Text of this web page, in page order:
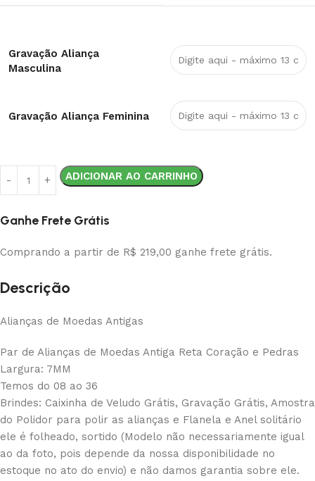
Gravação Aliança
Masculina
Gravação Aliança Feminina
ADICIONAR AO CARRINHO
Ganhe Frete Grátis
Comprando a partir de R$ 219,00 ganhe frete grátis.
Descrição
Alianças de Moedas Antigas
Par de Alianças de Moedas Antiga Reta Coração e Pedras
Largura: 7MM
Temos do 08 ao 36
Brindes: Caixinha de Veludo Grátis, Gravação Grátis, Amostra
do Polidor para polir as alianças e Flanela e Anel solitário
ele é folheado, sortido (Modelo não necessariamente igual
ao da foto, pois depende da nossa disponibilidade no
estoque no ato do envio) e não damos garantia sobre ele.